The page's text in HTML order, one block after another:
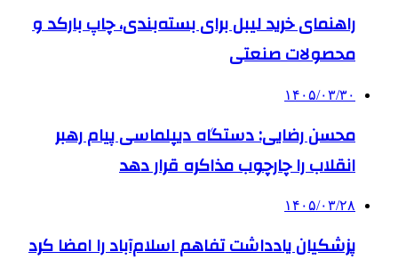
راهنمای خرید لیبل برای بسته‌بندی، چاپ بارکد و
محصولات صنعتی
۱۴۰۵/۰۳/۳۰
محسن رضایی: دستگاه دیپلماسی پیام رهبر
انقلاب را چارچوب مذاکره قرار دهد
۱۴۰۵/۰۳/۲۸
پزشکیان یادداشت تفاهم اسلام‌آباد را امضا کرد